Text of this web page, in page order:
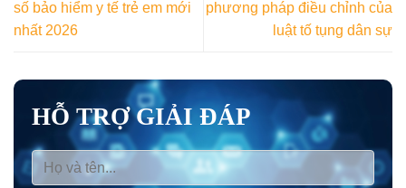
số bảo hiểm y tế trẻ em mới
nhất 2026
phương pháp điều chỉnh của
luật tố tụng dân sự
HỖ TRỢ GIẢI ĐÁP